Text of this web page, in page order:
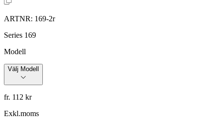
ARTNR: 169-2r
Series 169
Modell
Välj Modell
fr. 112 kr
Exkl.moms